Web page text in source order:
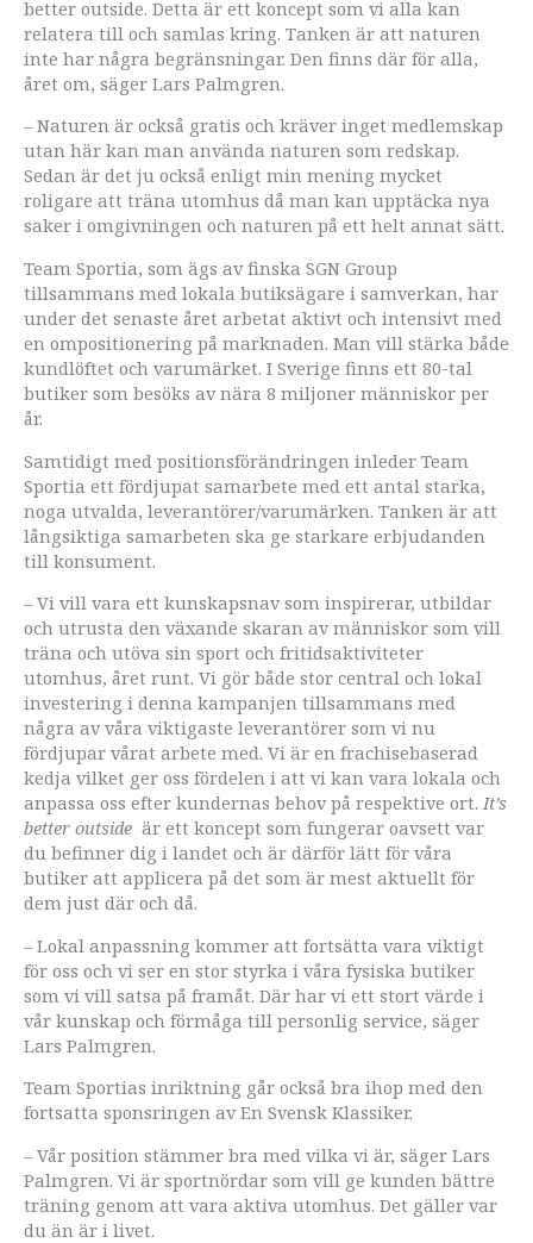
better outside. Detta är ett koncept som vi alla kan
relatera till och samlas kring. Tanken är att naturen
inte har några begränsningar. Den finns där för alla,
året om, säger Lars Palmgren.
– Naturen är också gratis och kräver inget medlemskap
utan här kan man använda naturen som redskap.
Sedan är det ju också enligt min mening mycket
roligare att träna utomhus då man kan upptäcka nya
saker i omgivningen och naturen på ett helt annat sätt.
Team Sportia, som ägs av finska SGN Group
tillsammans med lokala butiksägare i samverkan, har
under det senaste året arbetat aktivt och intensivt med
en ompositionering på marknaden. Man vill stärka både
kundlöftet och varumärket. I Sverige finns ett 80-tal
butiker som besöks av nära 8 miljoner människor per
år.
Samtidigt med positionsförändringen inleder Team
Sportia ett fördjupat samarbete med ett antal starka,
noga utvalda, leverantörer/varumärken. Tanken är att
långsiktiga samarbeten ska ge starkare erbjudanden
till konsument.
– Vi vill vara ett kunskapsnav som inspirerar, utbildar
och utrusta den växande skaran av människor som vill
träna och utöva sin sport och fritidsaktiviteter
utomhus, året runt. Vi gör både stor central och lokal
investering i denna kampanjen tillsammans med
några av våra viktigaste leverantörer som vi nu
fördjupar vårat arbete med. Vi är en frachisebaserad
kedja vilket ger oss fördelen i att vi kan vara lokala och
anpassa oss efter kundernas behov på respektive ort.It’s
better outside är ett koncept som fungerar oavsett var
du befinner dig i landet och är därför lätt för våra
butiker att applicera på det som är mest aktuellt för
dem just där och då.
– Lokal anpassning kommer att fortsätta vara viktigt
för oss och vi ser en stor styrka i våra fysiska butiker
som vi vill satsa på framåt. Där har vi ett stort värde i
vår kunskap och förmåga till personlig service, säger
Lars Palmgren.
Team Sportias inriktning går också bra ihop med den
fortsatta sponsringen av En Svensk Klassiker.
– Vår position stämmer bra med vilka vi är, säger Lars
Palmgren. Vi är sportnördar som vill ge kunden bättre
träning genom att vara aktiva utomhus. Det gäller var
du än är i livet.